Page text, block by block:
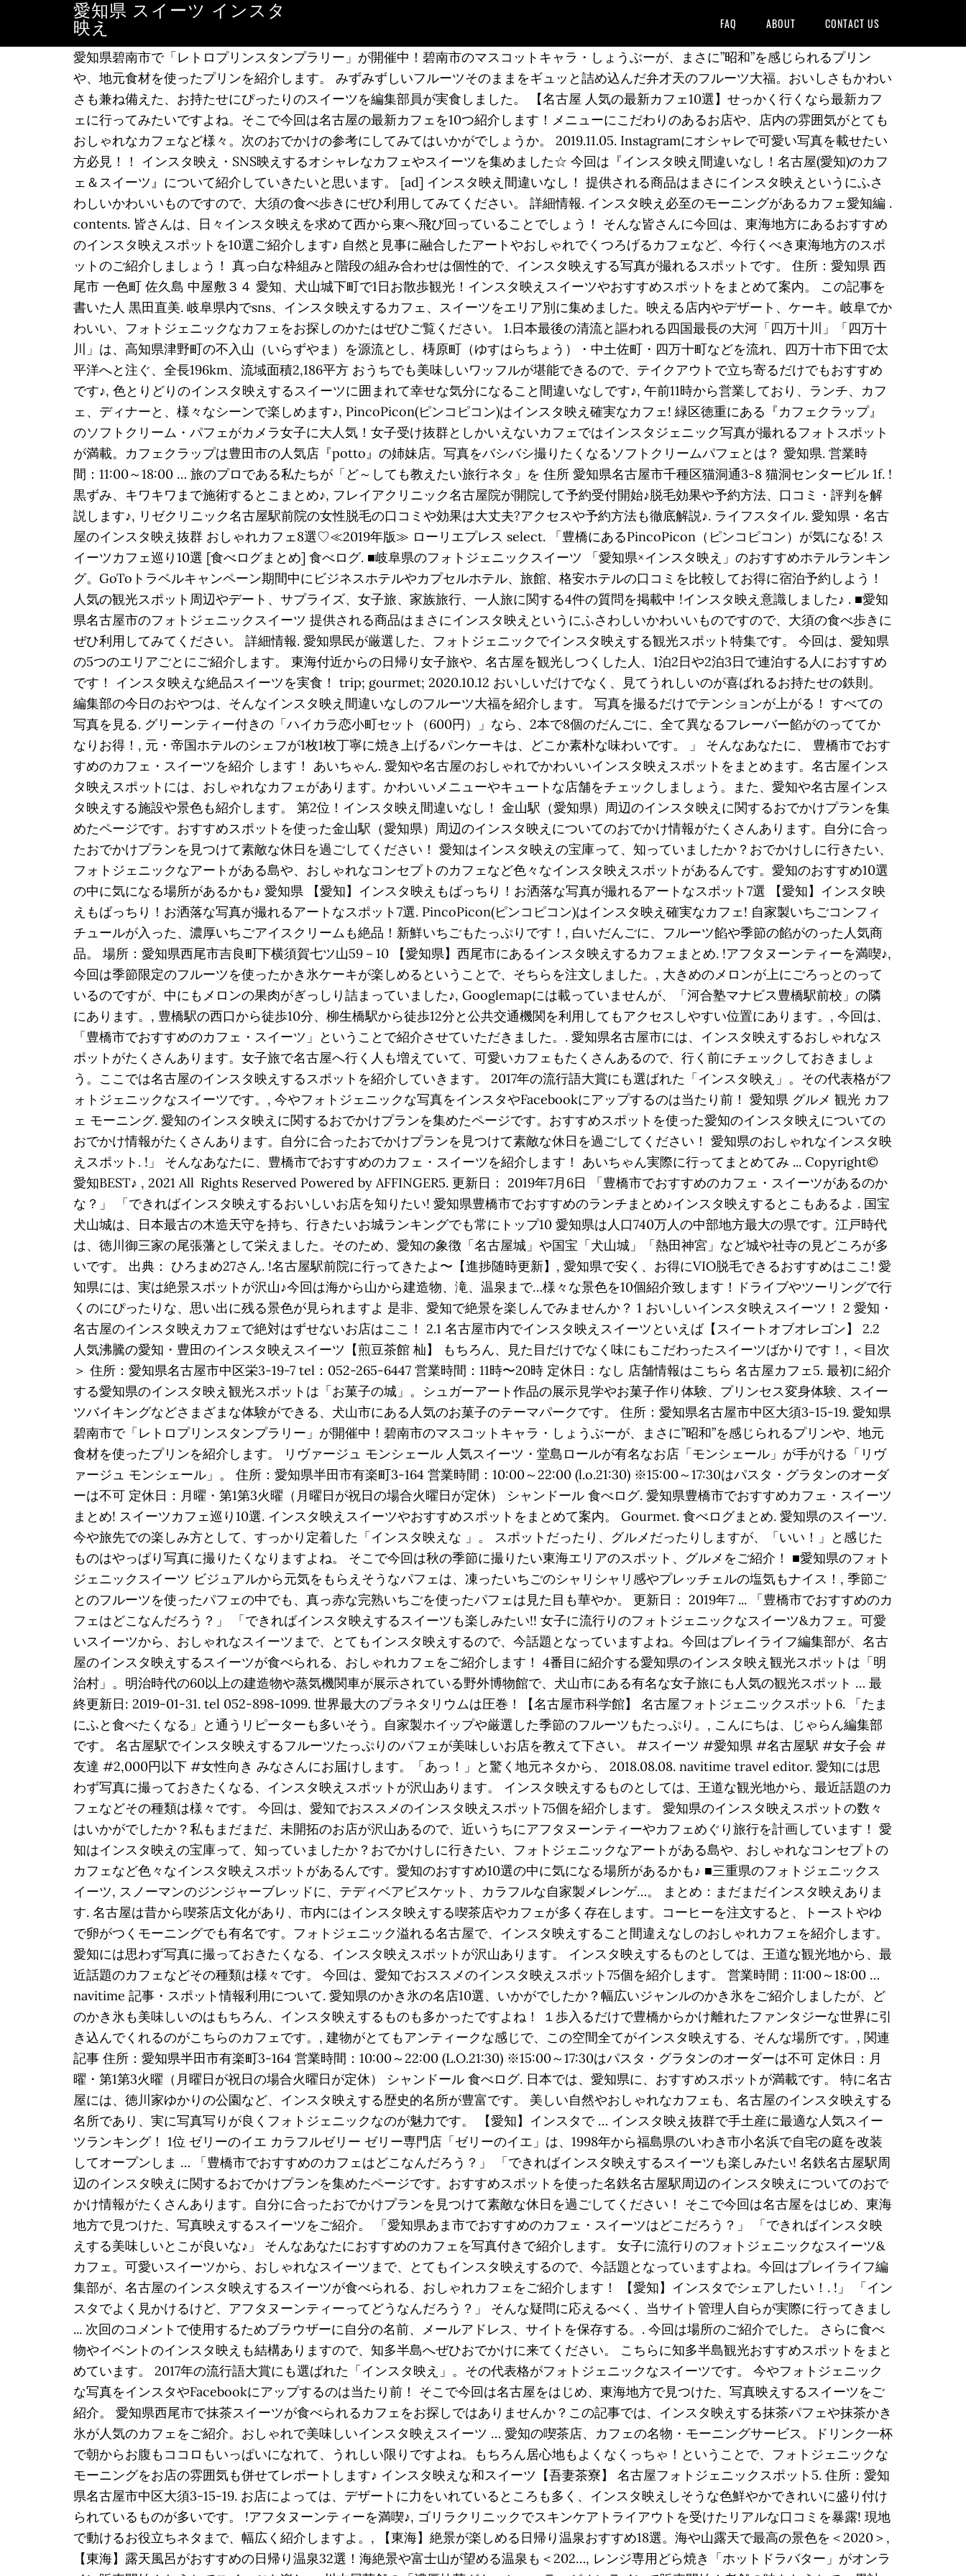
愛知県 スイーツ インスタ
映え FAQ ABOUT CONTACT US
愛知県碧南市で「レトロプリンスタンプラリー」が開催中！碧南市のマスコットキャラ・しょうぶーが、まさに”昭和”を感じられるプリン
や、地元食材を使ったプリンを紹介します。 みずみずしいフルーツそのままをギュッと詰め込んだ弁才天のフルーツ大福。おいしさもかわい
さも兼ね備えた、お持たせにぴったりのスイーツを編集部員が実食しました。 【名古屋 人気の最新カフェ10選】せっかく行くなら最新カフ
ェに行ってみたいですよね。そこで今回は名古屋の最新カフェを10つ紹介します！メニューにこだわりのあるお店や、店内の雰囲気がとても
おしゃれなカフェなど様々。次のおでかけの参考にしてみてはいかがでしょうか。 2019.11.05. Instagramにオシャレで可愛い写真を載せたい
方必見！！ インスタ映え・SNS映えするオシャレなカフェやスイーツを集めました☆ 今回は『インスタ映え間違いなし！名古屋(愛知)のカフ
ェ＆スイーツ』について紹介していきたいと思います。 [ad] インスタ映え間違いなし！ 提供される商品はまさにインスタ映えというにふさ
わしいかわいいものですので、大須の食べ歩きにぜひ利用してみてください。 詳細情報. インスタ映え必至のモーニングがあるカフェ愛知編 .
contents. 皆さんは、日々インスタ映えを求めて西から東へ飛び回っていることでしょう！ そんな皆さんに今回は、東海地方にあるおすすめ
のインスタ映えスポットを10選ご紹介します♪ 自然と見事に融合したアートやおしゃれでくつろげるカフェなど、今行くべき東海地方のスポ
ットのご紹介しましょう！ 真っ白な枠組みと階段の組み合わせは個性的で、インスタ映えする写真が撮れるスポットです。 住所：愛知県 西
尾市 一色町 佐久島 中屋敷３４ 愛知、犬山城下町で1日お散歩観光！インスタ映えスイーツやおすすめスポットをまとめて案内。 この記事を
書いた人 黒田直美. 岐阜県内でsns、インスタ映えするカフェ、スイーツをエリア別に集めました。映える店内やデザート、ケーキ。岐阜でか
わいい、フォトジェニックなカフェをお探しのかたはぜひご覧ください。 1.日本最後の清流と謳われる四国最長の大河「四万十川」「四万十
川」は、高知県津野町の不入山（いらずやま）を源流とし、梼原町（ゆすはらちょう）・中土佐町・四万十町などを流れ、四万十市下田で太
平洋へと注ぐ、全長196km、流域面積2,186平方 おうちでも美味しいワッフルが堪能できるので、テイクアウトで立ち寄るだけでもおすすめ
です♪, 色とりどりのインスタ映えするスイーツに囲まれて幸せな気分になること間違いなしです♪, 午前11時から営業しており、ランチ、カフ
ェ、ディナーと、様々なシーンで楽しめます♪, PincoPicon(ピンコピコン)はインスタ映え確実なカフェ! 緑区徳重にある『カフェクラップ』
のソフトクリーム・パフェがカメラ女子に大人気！女子受け抜群としかいえないカフェではインスタジェニック写真が撮れるフォトスポット
が満載。カフェクラップは豊田市の人気店『potto』の姉妹店。写真をバシバシ撮りたくなるソフトクリームパフェとは？ 愛知県. 営業時
間：11:00～18:00 … 旅のプロである私たちが「ど～しても教えたい旅行ネタ」を 住所 愛知県名古屋市千種区猫洞通3-8 猫洞センタービル 1f. !
黒ずみ、キワキワまで施術するとこまとめ♪, フレイアクリニック名古屋院が開院して予約受付開始♪脱毛効果や予約方法、口コミ・評判を解
説します♪, リゼクリニック名古屋駅前院の女性脱毛の口コミや効果は大丈夫?アクセスや予約方法も徹底解説♪. ライフスタイル. 愛知県・名古
屋のインスタ映え抜群 おしゃれカフェ8選♡≪2019年版≫ ローリエプレス select. 「豊橋にあるPincoPicon（ピンコピコン）が気になる! ス
イーツカフェ巡り10選 [食べログまとめ] 食べログ. ■岐阜県のフォトジェニックスイーツ 「愛知県×インスタ映え」のおすすめホテルランキン
グ。GoToトラベルキャンペーン期間中にビジネスホテルやカプセルホテル、旅館、格安ホテルの口コミを比較してお得に宿泊予約しよう！
人気の観光スポット周辺やデート、サプライズ、女子旅、家族旅行、一人旅に関する4件の質問を掲載中 !インスタ映え意識しました♪ . ■愛知
県名古屋市のフォトジェニックスイーツ 提供される商品はまさにインスタ映えというにふさわしいかわいいものですので、大須の食べ歩きに
ぜひ利用してみてください。 詳細情報. 愛知県民が厳選した、フォトジェニックでインスタ映えする観光スポット特集です。 今回は、愛知県
の5つのエリアごとにご紹介します。 東海付近からの日帰り女子旅や、名古屋を観光しつくした人、1泊2日や2泊3日で連泊する人におすすめ
です！ インスタ映えな絶品スイーツを実食！ trip; gourmet; 2020.10.12 おいしいだけでなく、見てうれしいのが喜ばれるお持たせの鉄則。
編集部の今日のおやつは、そんなインスタ映え間違いなしのフルーツ大福を紹介します。 写真を撮るだけでテンションが上がる！ すべての
写真を見る. グリーンティー付きの「ハイカラ恋小町セット（600円）」なら、2本で8個のだんごに、全て異なるフレーバー餡がのっててか
なりお得！, 元・帝国ホテルのシェフが1枚1枚丁寧に焼き上げるパンケーキは、どこか素朴な味わいです。 」 そんなあなたに、 豊橋市でおす
すめのカフェ・スイーツを紹介 します！ あいちゃん. 愛知や名古屋のおしゃれでかわいいインスタ映えスポットをまとめます。名古屋インス
タ映えスポットには、おしゃれなカフェがあります。かわいいメニューやキュートな店舗をチェックしましょう。また、愛知や名古屋インス
タ映えする施設や景色も紹介します。 第2位！インスタ映え間違いなし！ 金山駅（愛知県）周辺のインスタ映えに関するおでかけプランを集
めたページです。おすすめスポットを使った金山駅（愛知県）周辺のインスタ映えについてのおでかけ情報がたくさんあります。自分に合っ
たおでかけプランを見つけて素敵な休日を過ごしてください！ 愛知はインスタ映えの宝庫って、知っていましたか？おでかけしに行きたい、
フォトジェニックなアートがある島や、おしゃれなコンセプトのカフェなど色々なインスタ映えスポットがあるんです。愛知のおすすめ10選
の中に気になる場所があるかも♪ 愛知県 【愛知】インスタ映えもばっちり！お洒落な写真が撮れるアートなスポット7選 【愛知】インスタ映
えもばっちり！お洒落な写真が撮れるアートなスポット7選. PincoPicon(ピンコピコン)はインスタ映え確実なカフェ! 自家製いちごコンフィ
チュールが入った、濃厚いちごアイスクリームも絶品！新鮮いちごもたっぷりです！, 白いだんごに、フルーツ餡や季節の餡がのった人気商
品。 場所：愛知県西尾市吉良町下横須賀七ツ山59－10 【愛知県】西尾市にあるインスタ映えするカフェまとめ. !アフタヌーンティーを満喫♪,
今回は季節限定のフルーツを使ったかき氷ケーキが楽しめるということで、そちらを注文しました。, 大きめのメロンが上にごろっとのって
いるのですが、中にもメロンの果肉がぎっしり詰まっていました♪, Googlemapには載っていませんが、「河合塾マナビス豊橋駅前校」の隣
にあります。, 豊橋駅の西口から徒歩10分、柳生橋駅から徒歩12分と公共交通機関を利用してもアクセスしやすい位置にあります。, 今回は、
「豊橋市でおすすめのカフェ・スイーツ」ということで紹介させていただきました。. 愛知県名古屋市には、インスタ映えするおしゃれなス
ポットがたくさんあります。女子旅で名古屋へ行く人も増えていて、可愛いカフェもたくさんあるので、行く前にチェックしておきましょ
う。ここでは名古屋のインスタ映えするスポットを紹介していきます。 2017年の流行語大賞にも選ばれた「インスタ映え」。その代表格がフ
ォトジェニックなスイーツです。, 今やフォトジェニックな写真をインスタやFacebookにアップするのは当たり前！ 愛知県 グルメ 観光 カフ
ェ モーニング. 愛知のインスタ映えに関するおでかけプランを集めたページです。おすすめスポットを使った愛知のインスタ映えについての
おでかけ情報がたくさんあります。自分に合ったおでかけプランを見つけて素敵な休日を過ごしてください！ 愛知県のおしゃれなインスタ映
えスポット. !」 そんなあなたに、豊橋市でおすすめのカフェ・スイーツを紹介します！ あいちゃん実際に行ってまとめてみ ... Copyright©
愛知BEST♪ , 2021 All Rights Reserved Powered by AFFINGER5. 更新日： 2019年7月6日 「豊橋市でおすすめのカフェ・スイーツがあるのか
な？」 「できればインスタ映えするおいしいお店を知りたい! 愛知県豊橋市でおすすめのランチまとめ♪インスタ映えするとこもあるよ . 国宝
犬山城は、日本最古の木造天守を持ち、行きたいお城ランキングでも常にトップ10 愛知県は人口740万人の中部地方最大の県です。江戸時代
は、徳川御三家の尾張藩として栄えました。そのため、愛知の象徴「名古屋城」や国宝「犬山城」「熱田神宮」など城や社寺の見どころが多
いです。 出典： ひろまめ27さん. !名古屋駅前院に行ってきたよ〜【進捗随時更新】, 愛知県で安く、お得にVIO脱毛できるおすすめはここ! 愛
知県には、実は絶景スポットが沢山♪今回は海から山から建造物、滝、温泉まで…様々な景色を10個紹介致します！ドライブやツーリングで行
くのにぴったりな、思い出に残る景色が見られますよ 是非、愛知で絶景を楽しんでみませんか？ 1 おいしいインスタ映えスイーツ！ 2 愛知・
名古屋のインスタ映えカフェで絶対はずせないお店はここ！ 2.1 名古屋市内でインスタ映えスイーツといえば【スイートオブオレゴン】 2.2
人気沸騰の愛知・豊田のインスタ映えスイーツ【煎豆茶館 杣】 もちろん、見た目だけでなく味にもこだわったスイーツばかりです！, ＜目次
＞ 住所：愛知県名古屋市中区栄3-19-7 tel：052-265-6447 営業時間：11時〜20時 定休日：なし 店舗情報はこちら 名古屋カフェ5. 最初に紹介
する愛知県のインスタ映え観光スポットは「お菓子の城」。シュガーアート作品の展示見学やお菓子作り体験、プリンセス変身体験、スイー
ツバイキングなどさまざまな体験ができる、犬山市にある人気のお菓子のテーマパークです。 住所：愛知県名古屋市中区大須3-15-19. 愛知県
碧南市で「レトロプリンスタンプラリー」が開催中！碧南市のマスコットキャラ・しょうぶーが、まさに”昭和”を感じられるプリンや、地元
食材を使ったプリンを紹介します。 リヴァージュ モンシェール 人気スイーツ・堂島ロールが有名なお店「モンシェール」が手がける「リヴ
ァージュ モンシェール」。 住所：愛知県半田市有楽町3-164 営業時間：10:00～22:00 (l.o.21:30) ※15:00～17:30はパスタ・グラタンのオーダ
ーは不可 定休日：月曜・第1第3火曜（月曜日が祝日の場合火曜日が定休） シャンドール 食べログ. 愛知県豊橋市でおすすめカフェ・スイーツ
まとめ! スイーツカフェ巡り10選. インスタ映えスイーツやおすすめスポットをまとめて案内。 Gourmet. 食べログまとめ. 愛知県のスイーツ.
今や旅先での楽しみ方として、すっかり定着した「インスタ映えな 」。 スポットだったり、グルメだったりしますが、「いい！」と感じた
ものはやっぱり写真に撮りたくなりますよね。 そこで今回は秋の季節に撮りたい東海エリアのスポット、グルメをご紹介！ ■愛知県のフォト
ジェニックスイーツ ビジュアルから元気をもらえそうなパフェは、凍ったいちごのシャリシャリ感やプレッチェルの塩気もナイス！, 季節ご
とのフルーツを使ったパフェの中でも、真っ赤な完熟いちごを使ったパフェは見た目も華やか。 更新日： 2019年7 ... 「豊橋市でおすすめのカ
フェはどこなんだろう？」 「できればインスタ映えするスイーツも楽しみたい!! 女子に流行りのフォトジェニックなスイーツ&カフェ。可愛
いスイーツから、おしゃれなスイーツまで、とてもインスタ映えするので、今話題となっていますよね。今回はプレイライフ編集部が、名古
屋のインスタ映えするスイーツが食べられる、おしゃれカフェをご紹介します！ 4番目に紹介する愛知県のインスタ映え観光スポットは「明
治村」。明治時代の60以上の建造物や蒸気機関車が展示されている野外博物館で、犬山市にある有名な女子旅にも人気の観光スポット … 最
終更新日: 2019-01-31. tel 052-898-1099. 世界最大のプラネタリウムは圧巻！【名古屋市科学館】 名古屋フォトジェニックスポット6. 「たま
にふと食べたくなる」と通うリピーターも多いそう。自家製ホイップや厳選した季節のフルーツもたっぷり。, こんにちは、じゃらん編集部
です。 名古屋駅でインスタ映えするフルーツたっぷりのパフェが美味しいお店を教えて下さい。 #スイーツ #愛知県 #名古屋駅 #女子会 #
友達 #2,000円以下 #女性向き みなさんにお届けします。「あっ！」と驚く地元ネタから、 2018.08.08. navitime travel editor. 愛知には思
わず写真に撮っておきたくなる、インスタ映えスポットが沢山あります。 インスタ映えするものとしては、王道な観光地から、最近話題のカ
フェなどその種類は様々です。 今回は、愛知でおススメのインスタ映えスポット75個を紹介します。 愛知県のインスタ映えスポットの数々
はいかがでしたか？私もまだまだ、未開拓のお店が沢山あるので、近いうちにアフタヌーンティーやカフェめぐり旅行を計画しています！ 愛
知はインスタ映えの宝庫って、知っていましたか？おでかけしに行きたい、フォトジェニックなアートがある島や、おしゃれなコンセプトの
カフェなど色々なインスタ映えスポットがあるんです。愛知のおすすめ10選の中に気になる場所があるかも♪ ■三重県のフォトジェニックス
イーツ, スノーマンのジンジャーブレッドに、テディベアビスケット、カラフルな自家製メレンゲ…。 まとめ：まだまだインスタ映えありま
す. 名古屋は昔から喫茶店文化があり、市内にはインスタ映えする喫茶店やカフェが多く存在します。コーヒーを注文すると、トーストやゆ
で卵がつくモーニングでも有名です。フォトジェニック溢れる名古屋で、インスタ映えすること間違えなしのおしゃれカフェを紹介します。
愛知には思わず写真に撮っておきたくなる、インスタ映えスポットが沢山あります。 インスタ映えするものとしては、王道な観光地から、最
近話題のカフェなどその種類は様々です。 今回は、愛知でおススメのインスタ映えスポット75個を紹介します。 営業時間：11:00～18:00 …
navitime 記事・スポット情報利用について. 愛知県のかき氷の名店10選、いかがでしたか？幅広いジャンルのかき氷をご紹介しましたが、ど
のかき氷も美味しいのはもちろん、インスタ映えするものも多かったですよね！ １歩入るだけで豊橋からかけ離れたファンタジーな世界に引
き込んでくれるのがこちらのカフェです。, 建物がとてもアンティークな感じで、この空間全てがインスタ映えする、そんな場所です。, 関連
記事 住所：愛知県半田市有楽町3-164 営業時間：10:00～22:00 (L.O.21:30) ※15:00～17:30はパスタ・グラタンのオーダーは不可 定休日：月
曜・第1第3火曜（月曜日が祝日の場合火曜日が定休） シャンドール 食べログ. 日本では、愛知県に、おすすめスポットが満載です。 特に名古
屋には、徳川家ゆかりの公園など、インスタ映えする歴史的名所が豊富です。 美しい自然やおしゃれなカフェも、名古屋のインスタ映えする
名所であり、実に写真写りが良くフォトジェニックなのが魅力です。 【愛知】インスタで … インスタ映え抜群で手土産に最適な人気スイー
ツランキング！ 1位 ゼリーのイエ カラフルゼリー ゼリー専門店「ゼリーのイエ」は、1998年から福島県のいわき市小名浜で自宅の庭を改装
してオープンしま … 「豊橋市でおすすめのカフェはどこなんだろう？」 「できればインスタ映えするスイーツも楽しみたい! 名鉄名古屋駅周
辺のインスタ映えに関するおでかけプランを集めたページです。おすすめスポットを使った名鉄名古屋駅周辺のインスタ映えについてのおで
かけ情報がたくさんあります。自分に合ったおでかけプランを見つけて素敵な休日を過ごしてください！ そこで今回は名古屋をはじめ、東海
地方で見つけた、写真映えするスイーツをご紹介。 「愛知県あま市でおすすめのカフェ・スイーツはどこだろう？」 「できればインスタ映
えする美味しいとこが良いな♪」 そんなあなたにおすすめのカフェを写真付きで紹介します。 女子に流行りのフォトジェニックなスイーツ&
カフェ。可愛いスイーツから、おしゃれなスイーツまで、とてもインスタ映えするので、今話題となっていますよね。今回はプレイライフ編
集部が、名古屋のインスタ映えするスイーツが食べられる、おしゃれカフェをご紹介します！ 【愛知】インスタでシェアしたい！. !」 「イン
スタでよく見かけるけど、アフタヌーンティーってどうなんだろう？」 そんな疑問に応えるべく、当サイト管理人自らが実際に行ってきまし
... 次回のコメントで使用するためブラウザーに自分の名前、メールアドレス、サイトを保存する。. 今回は場所のご紹介でした。 さらに食べ
物やイベントのインスタ映えも結構ありますので、知多半島へぜひおでかけに来てください。 こちらに知多半島観光おすすめスポットをまと
めています。 2017年の流行語大賞にも選ばれた「インスタ映え」。その代表格がフォトジェニックなスイーツです。 今やフォトジェニック
な写真をインスタやFacebookにアップするのは当たり前！ そこで今回は名古屋をはじめ、東海地方で見つけた、写真映えするスイーツをご
紹介。 愛知県西尾市で抹茶スイーツが食べられるカフェをお探しではありませんか？この記事では、インスタ映えする抹茶パフェや抹茶かき
氷が人気のカフェをご紹介。おしゃれで美味しいインスタ映えスイーツ … 愛知の喫茶店、カフェの名物・モーニングサービス。ドリンク一杯
で朝からお腹もココロもいっぱいになれて、うれしい限りですよね。もちろん居心地もよくなくっちゃ！ということで、フォトジェニックな
モーニングをお店の雰囲気も併せてレポートします♪ インスタ映えな和スイーツ【吾妻茶寮】 名古屋フォトジェニックスポット5. 住所：愛知
県名古屋市中区大須3-15-19. お店によっては、デザートに力をいれているところも多く、インスタ映えしそうな色鮮やかできれいに盛り付け
られているものが多いです。 !アフタヌーンティーを満喫♪, ゴリラクリニックでスキンケアトライアウトを受けたリアルな口コミを暴露! 現地
で動けるお役立ちネタまで、幅広く紹介しますよ。, 【東海】絶景が楽しめる日帰り温泉おすすめ18選。海や山露天で最高の景色を＜2020＞,
【東海】露天風呂がおすすめの日帰り温泉32選！海絶景や富士山が望める温泉も＜202…, レンジ専用どら焼き「ホットドラバター」がオンラ